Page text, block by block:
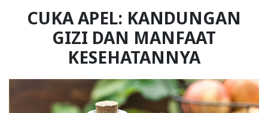
CUKA APEL: KANDUNGAN
GIZI DAN MANFAAT
KESEHATANNYA